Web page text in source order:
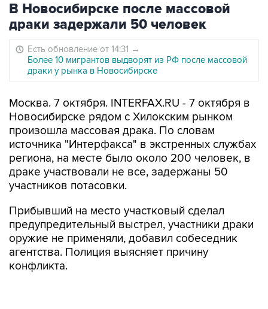
В Новосибирске после массовой
драки задержали 50 человек
Есть обновление от 14:31 →
Более 10 мигрантов выдворят из РФ после массовой
драки у рынка в Новосибирске
Москва. 7 октября. INTERFAX.RU - 7 октября в
Новосибирске рядом с Хилокским рынком
произошла массовая драка. По словам
источника "Интерфакса" в экстренных службах
региона, на месте было около 200 человек, в
драке участвовали не все, задержаны 50
участников потасовки.
Прибывший на место участковый сделал
предупредительный выстрел, участники драки
оружие не применяли, добавил собеседник
агентства. Полиция выясняет причину
конфликта.